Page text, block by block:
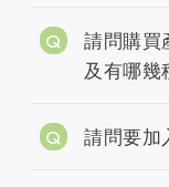
請問購買
及有哪幾
請問要加